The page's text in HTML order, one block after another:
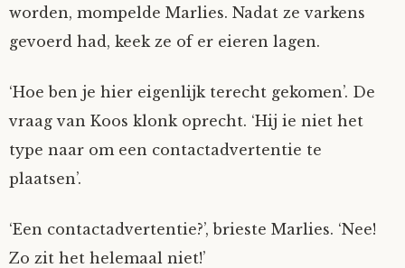
worden, mompelde Marlies. Nadat ze varkens
gevoerd had, keek ze of er eieren lagen.
‘Hoe ben je hier eigenlijk terecht gekomen’. De
vraag van Koos klonk oprecht. ‘Hij ie niet het
type naar om een contactadvertentie te
plaatsen’.
‘Een contactadvertentie?’, brieste Marlies. ‘Nee!
Zo zit het helemaal niet!’